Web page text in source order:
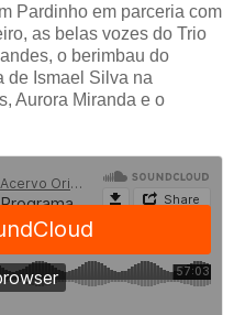
Pardinho em parceria com
as belas vozes do Trio
o berimbau do
de Ismael Silva na
Aurora Miranda e o